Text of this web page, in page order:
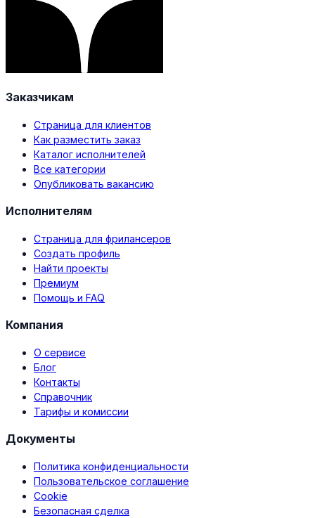
Заказчикам
Страница для клиентов
Как разместить заказ
Каталог исполнителей
Все категории
Опубликовать вакансию
Исполнителям
Страница для фрилансеров
Создать профиль
Найти проекты
Премиум
Помощь и FAQ
Компания
О сервисе
Блог
Контакты
Справочник
Тарифы и комиссии
Документы
Политика конфиденциальности
Пользовательское соглашение
Cookie
Безопасная сделка